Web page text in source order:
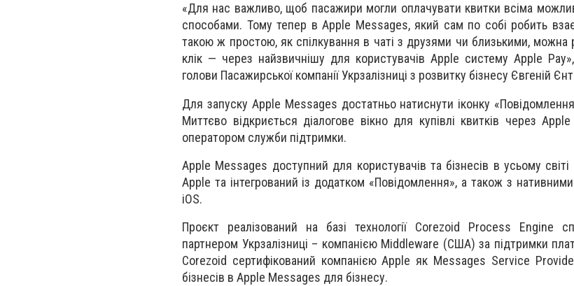
«Для нас важливо, щоб пасажири могли оплачувати квитки всіма
способами. Тому тепер в Apple Messages, який сам по собі робить
такою ж простою, як спілкування в чаті з друзями чи близькими, можна
клік — через найзвичнішу для користувачів Apple систему Apple
голови Пасажирської компанії Укрзалізниці з розвитку бізнесу Євгеній
Для запуску Apple Messages достатньо натиснути іконку
Миттєво відкриється діалогове вікно для купівлі квитків через
оператором служби підтримки.
Apple Messages доступний для користувачів та бізнесів в усьому
Apple та інтегрований із додатком «Повідомлення», а також з
iOS.
Проєкт реалізований на базі технології Corezoid Process Engine
партнером Укрзалізниці – компанією Middleware (США) за підтримки
Corezoid сертифікований компанією Apple як Messages Service
бізнесів в Apple Messages для бізнесу.